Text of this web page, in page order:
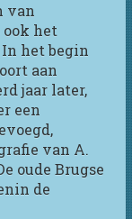
van
het
het begin
aan
jaar later,
een
van A.
oude Brugse
de